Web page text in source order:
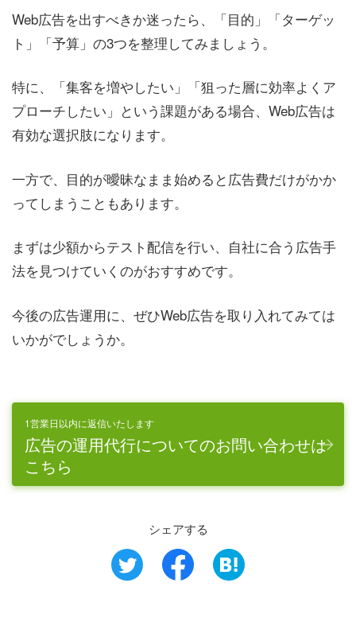
Web広告を出すべきか迷ったら、「目的」「ターゲッ
ト」「予算」の3つを整理してみましょう。
特に、「集客を増やしたい」「狙った層に効率よくア
プローチしたい」という課題がある場合、Web広告は
有効な選択肢になります。
一方で、目的が曖昧なまま始めると広告費だけがかか
ってしまうこともあります。
まずは少額からテスト配信を行い、自社に合う広告手
法を見つけていくのがおすすめです。
今後の広告運用に、ぜひWeb広告を取り入れてみては
いかがでしょうか。
1営業日以内に返信いたします
広告の運用代行についてのお問い合わせは
こちら
シェアする